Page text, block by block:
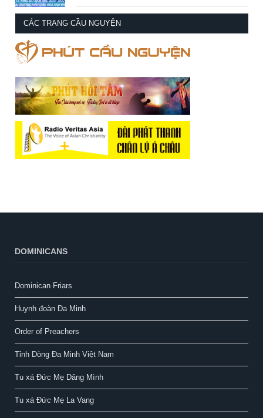
CÁC TRANG CẦU NGUYỆN
DOMINICANS
Dominican Friars
Huynh đoàn Đa Minh
Order of Preachers
Tỉnh Dòng Đa Minh Việt Nam
Tu xá Đức Mẹ Dâng Mình
Tu xá Đức Mẹ La Vang